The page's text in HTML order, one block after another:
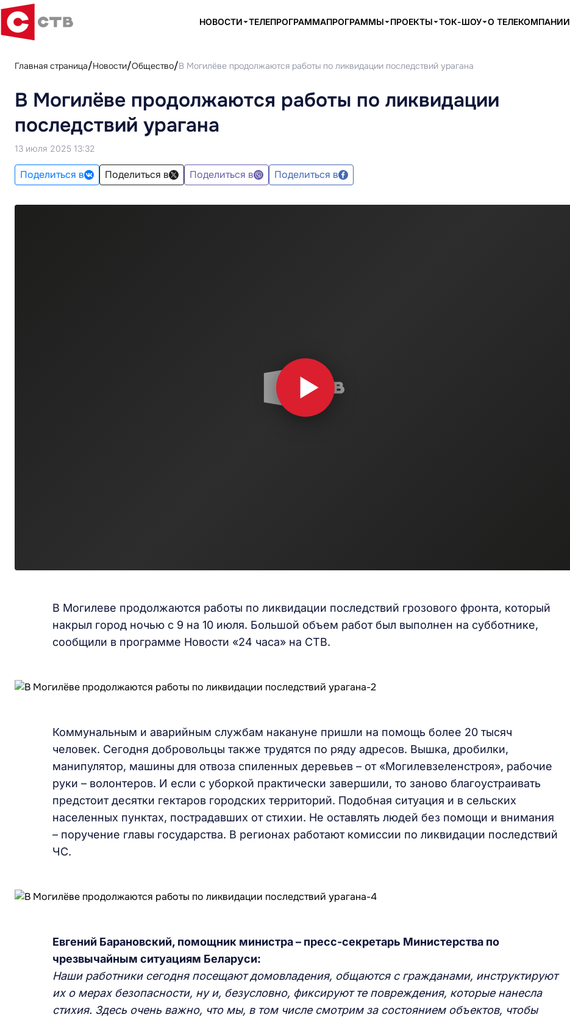
НОВОСТИ ТЕЛЕПРОГРАММАПРОГРАММЫ ПРОЕКТЫ ТОК-ШОУ О ТЕЛЕКОМПАНИИ
Главная страница Новости Общество В Могилёве продолжаются работы по ликвидации последствий урагана
В Могилёве продолжаются работы по ликвидации
последствий урагана
13 июля 2025 13:32
Поделиться в Поделиться в Поделиться в Поделиться в
В Могилеве продолжаются работы по ликвидации последствий грозового фронта, который
накрыл город ночью с 9 на 10 июля. Большой объем работ был выполнен на субботнике,
сообщили в программе Новости «24 часа» на СТВ.
Коммунальным и аварийным службам накануне пришли на помощь более 20 тысяч
человек. Сегодня добровольцы также трудятся по ряду адресов. Вышка, дробилки,
манипулятор, машины для отвоза спиленных деревьев – от «Могилевзеленстроя», рабочие
руки – волонтеров. И если с уборкой практически завершили, то заново благоустраивать
предстоит десятки гектаров городских территорий. Подобная ситуация и в сельских
населенных пунктах, пострадавших от стихии. Не оставлять людей без помощи и внимания
– поручение главы государства. В регионах работают комиссии по ликвидации последствий
ЧС.
Евгений Барановский, помощник министра – пресс-секретарь Министерства по
чрезвычайным ситуациям Беларуси:
Наши работники сегодня посещают домовладения, общаются с гражданами, инструктируют
их о мерах безопасности, ну и, безусловно, фиксируют те повреждения, которые нанесла
стихия. Здесь очень важно, что мы, в том числе смотрим за состоянием объектов, чтобы